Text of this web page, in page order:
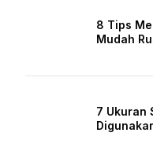
8 Tips
Mudah
7 Ukuran